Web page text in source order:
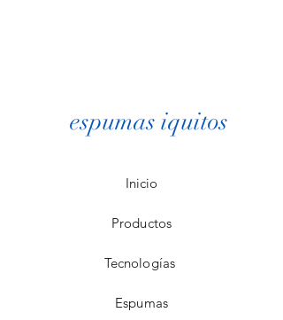
espumas iquitos
Inicio
Productos
Tecnologías
Espumas